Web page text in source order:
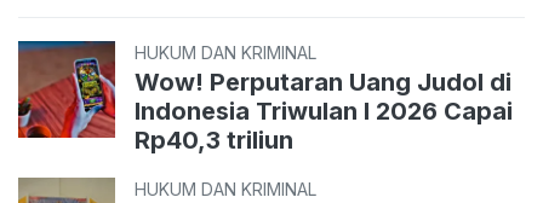
HUKUM DAN KRIMINAL
Wow! Perputaran Uang Judol di
Indonesia Triwulan I 2026 Capai
Rp40,3 triliun
HUKUM DAN KRIMINAL